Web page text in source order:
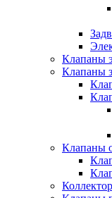
Клапаны
Клапаны
Клапаны